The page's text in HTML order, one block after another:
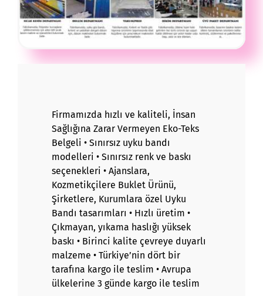
Firmamızda hızlı ve kaliteli, İnsan
Sağlığına Zarar Vermeyen Eko-Teks
Belgeli • Sınırsız uyku bandı
modelleri • Sınırsız renk ve baskı
seçenekleri • Ajanslara,
Kozmetikçilere Buklet Ürünü,
Şirketlere, Kurumlara özel Uyku
Bandı tasarımları • Hızlı üretim •
Çıkmayan, yıkama haslığı yüksek
baskı • Birinci kalite çevreye duyarlı
malzeme • Türkiye’nin dört bir
tarafına kargo ile teslim • Avrupa
ülkelerine 3 günde kargo ile teslim